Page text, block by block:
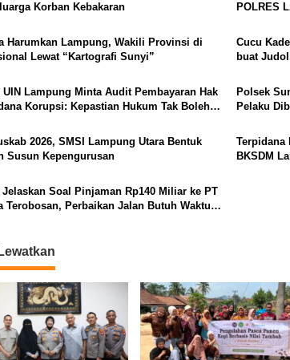
Korban Kebakaran
POLRES
Harumkan Lampung, Wakili Provinsi di
Lewat “Kartografi Sunyi”
Cucu
buat
Lampung Minta Audit Pembayaran Hak
Korupsi: Kepastian Hukum Tak Boleh
Polsek
Pelaku
2026, SMSI Lampung Utara Bentuk
Susun Kepengurusan
Terpidana
BKSDM
Jelaskan Soal Pinjaman Rp140 Miliar ke PT
Terobosan, Perbaikan Jalan Butuh Waktu